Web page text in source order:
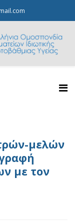
μελών
με τον